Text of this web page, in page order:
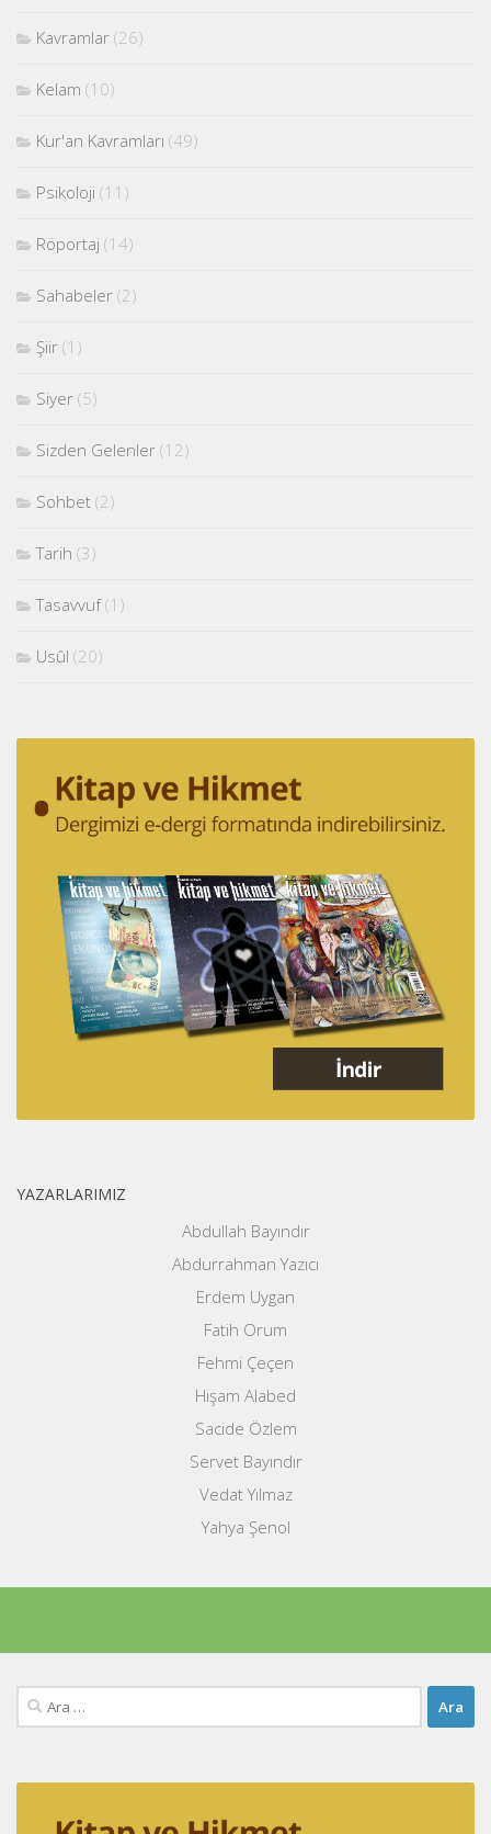
Kavramlar (26)
Kelam (10)
Kur'an Kavramları (49)
Psikoloji (11)
Röportaj (14)
Sahabeler (2)
Şiir (1)
Siyer (5)
Sizden Gelenler (12)
Sohbet (2)
Tarih (3)
Tasavvuf(1)
Usûl (20)
YAZARLARIMIZ
Abdullah Bayındır
Abdurrahman Yazıcı
Erdem Uygan
Fatih Orum
Fehmi Çeçen
Hişam Alabed
Sacide Özlem
Servet Bayındır
Vedat Yılmaz
Yahya Şenol
Arama: